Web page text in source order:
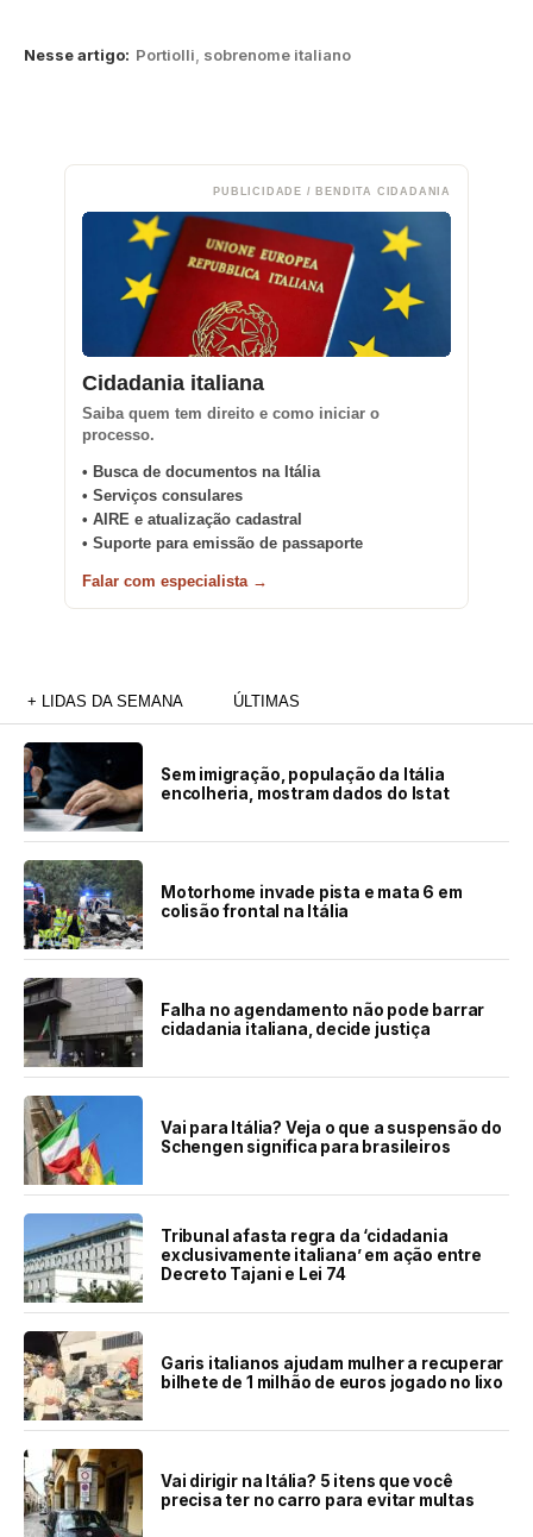
Nesse artigo: Portiolli, sobrenome italiano
PUBLICIDADE / BENDITA CIDADANIA
Cidadania italiana
Saiba quem tem direito e como iniciar o
processo.
• Busca de documentos na Itália
• Serviços consulares
• AIRE e atualização cadastral
• Suporte para emissão de passaporte
Falar com especialista →
+ LIDAS DA SEMANA ÚLTIMAS
Sem imigração, população da Itália
encolheria, mostram dados do Istat
Motorhome invade pista e mata 6 em
colisão frontal na Itália
Falha no agendamento não pode barrar
cidadania italiana, decide justiça
Vai para Itália? Veja o que a suspensão do
Schengen significa para brasileiros
Tribunal afasta regra da ‘cidadania
exclusivamente italiana’ em ação entre
Decreto Tajani e Lei 74
Garis italianos ajudam mulher a recuperar
bilhete de 1 milhão de euros jogado no lixo
Vai dirigir na Itália? 5 itens que você
precisa ter no carro para evitar multas